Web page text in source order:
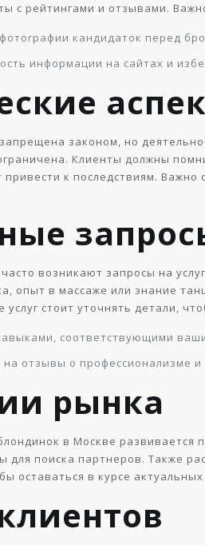
с рейтингами и отзывами.
кандидаток перед
информации на сайтах и
законом, но
Клиенты должны
к последствиям.
возникают запросы на
опыт в массаже или знание
стоит уточнять детали,
соответствующими
отзывы о профессионализме и
рынка
в Москве
для поиска партнеров. Также
оставаться в курсе